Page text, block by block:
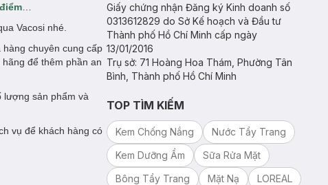
Vacosi nhé.
chuyên cung cấp
để thêm phần an
lượng sản phẩm và
vụ để khách hàng có
Giấy chứng nhận Đăng ký Kinh doanh số
0313612829 do Sở Kế hoạch và Đầu tư
Thành phố Hồ Chí Minh cấp ngày
13/01/2016
Trụ sở: 71 Hoàng Hoa Thám, Phường Tân
Bình, Thành phố Hồ Chí Minh
TOP TÌM KIẾM
Kem Chống Nắng
Nước Tẩy Trang
Kem Dưỡng Ẩm
Sữa Rửa Mặt
Bông Tẩy Trang
Mặt Nạ
LOREAL